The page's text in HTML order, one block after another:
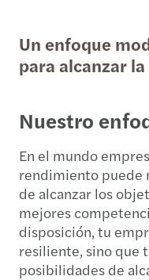
Un enfoque
para alcanzar
Nuestro
En el mundo
rendimiento puede
de alcanzar los
mejores
disposición, tu
resiliente, sino que
posibilidades de